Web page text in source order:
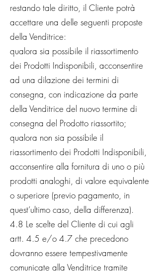
restando tale diritto, il Cliente potrà
accettare una delle seguenti proposte
della Venditrice:
qualora sia possibile il riassortimento
dei Prodotti Indisponibili, acconsentire
ad una dilazione dei termini di
consegna, con indicazione da parte
della Venditrice del nuovo termine di
consegna del Prodotto riassortito;
qualora non sia possibile il
riassortimento dei Prodotti Indisponibili,
acconsentire alla fornitura di uno o più
prodotti analoghi, di valore equivalente
o superiore (previo pagamento, in
quest’ultimo caso, della differenza).
4.8 Le scelte del Cliente di cui agli
artt. 4.5 e/o 4.7 che precedono
dovranno essere tempestivamente
comunicate alla Venditrice tramite